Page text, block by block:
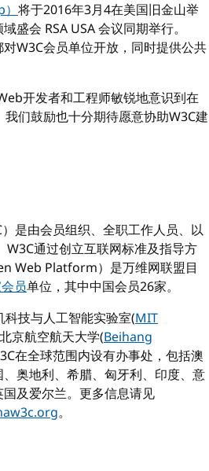
）将于2016年3月4在美国旧金山举
会 RSA USA 会议同期举行。
W3C会员单位开放，同时提供公共
开发者和工程师敏锐地意识到在
们鼓励也十分期待愿意协助W3C建
是由会员组织、全职工作人员、以
通过创立互联网标准及指导方
Web Platform）是万维网联盟目
员单位，其中中国会员26家。
技与人工智能实验室(MIT
京航空航天大学(Beihang
在全球范围内设有办事处，包括澳
奥地利、希腊、匈牙利、印度、意
及爱尔兰。更多信息请见
。